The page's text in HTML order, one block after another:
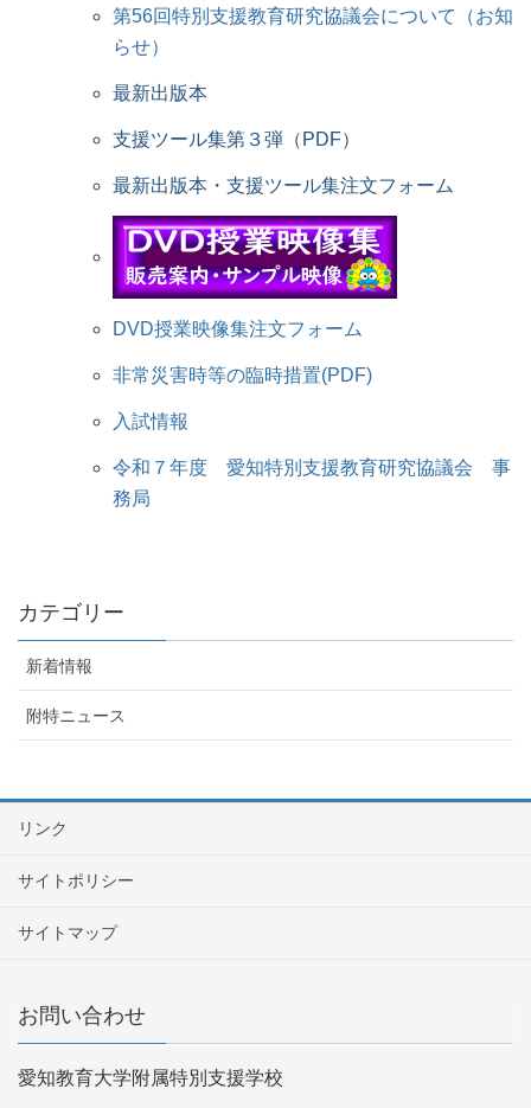
第56回特別支援教育研究協議会について（お知
らせ）
最新出版本
支援ツール集第３弾（PDF）
最新出版本・支援ツール集注文フォーム
DVD授業映像集注文フォーム
非常災害時等の臨時措置(PDF)
入試情報
令和７年度 愛知特別支援教育研究協議会 事
務局
カテゴリー
新着情報
附特ニュース
リンク
サイトポリシー
サイトマップ
お問い合わせ
愛知教育大学附属特別支援学校